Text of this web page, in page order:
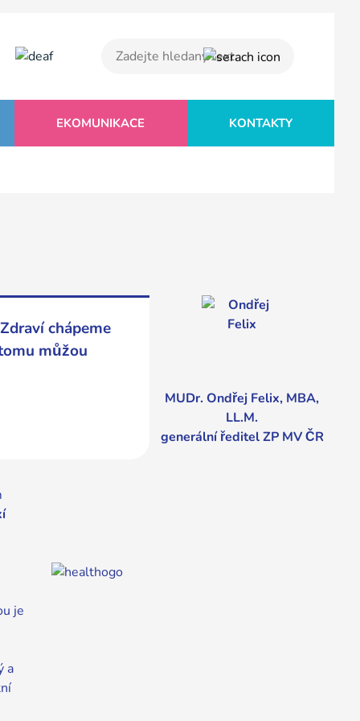
EKOMUNIKACE KONTAKTY
MUDr. Ondřej Felix, MBA,
LL.M.
generální ředitel ZP MV ČR
chápeme
můžou
je
a